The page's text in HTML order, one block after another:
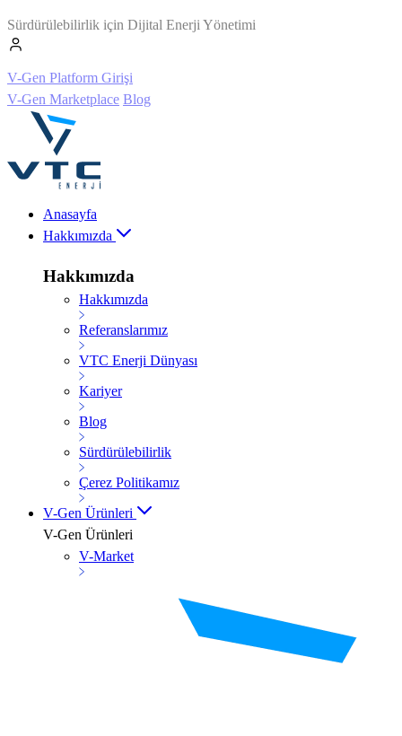
Sürdürülebilirlik için Dijital Enerji Yönetimi
V-Gen Platform Girişi
V-Gen Marketplace Blog
Anasayfa
Hakkımızda
Hakkımızda
Hakkımızda
Referanslarımız
VTC Enerji Dünyası
Kariyer
Blog
Sürdürülebilirlik
Çerez Politikamız
V-Gen Ürünleri
V-Gen Ürünleri
V-Market